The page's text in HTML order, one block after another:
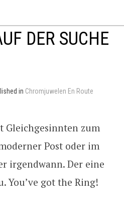
DER SUCHE
in Chromjuwelen En Route
Gleichgesinnten zum
Post oder im
irgendwann. Der eine
You’ve got the Ring!